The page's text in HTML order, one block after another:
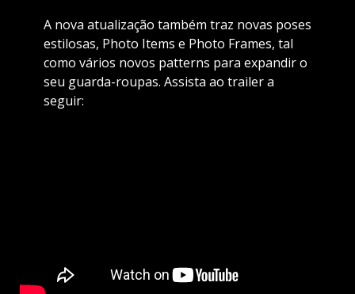
A nova atualização também traz novas poses
estilosas, Photo Items e Photo Frames, tal
como vários novos patterns para expandir o
seu guarda-roupas. Assista ao trailer a
seguir: